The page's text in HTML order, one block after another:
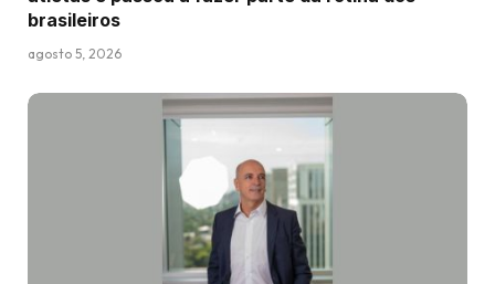
brasileiros
agosto 5, 2026